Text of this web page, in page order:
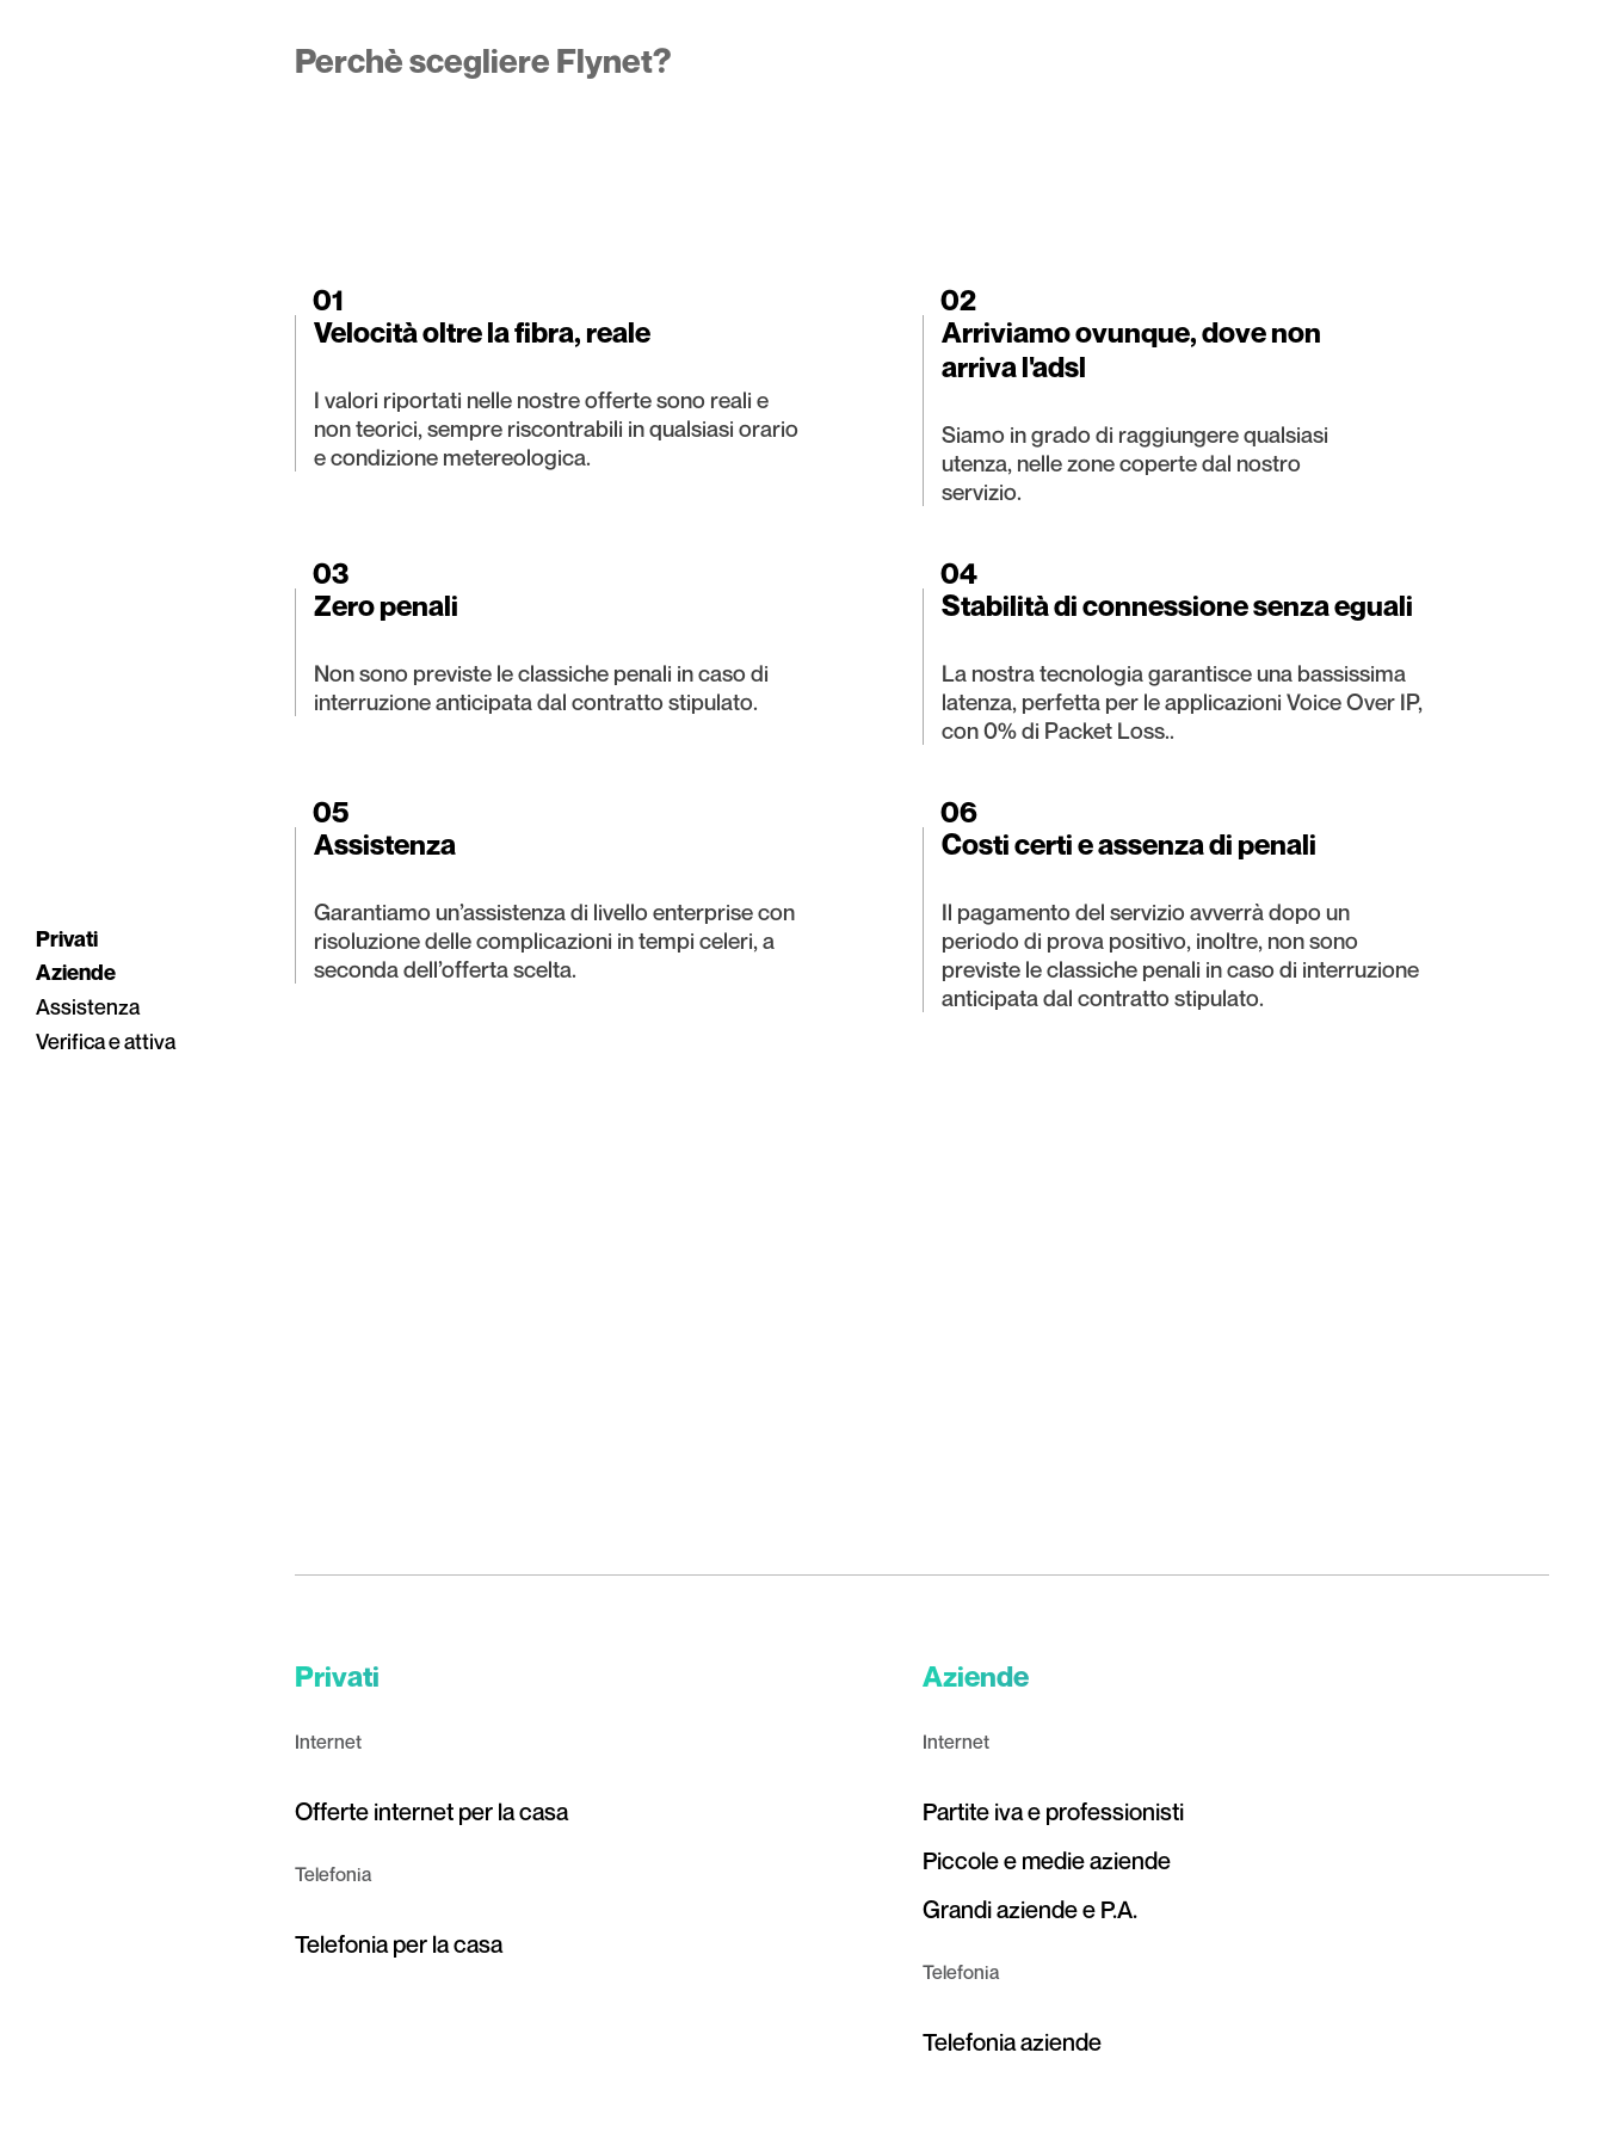
Privati
Aziende
Assistenza
Verifica e attiva
Perchè scegliere Flynet?
01
Velocità oltre la fibra, reale
I valori riportati nelle nostre offerte sono reali e
non teorici, sempre riscontrabili in qualsiasi orario
e condizione metereologica.
02
Arriviamo ovunque, dove non
arriva l'adsl
Siamo in grado di raggiungere qualsiasi
utenza, nelle zone coperte dal nostro
servizio.
03
Zero penali
Non sono previste le classiche penali in caso di
interruzione anticipata dal contratto stipulato.
04
Stabilità di connessione senza eguali
La nostra tecnologia garantisce una bassissima
latenza, perfetta per le applicazioni Voice Over IP,
con 0% di Packet Loss..
05
Assistenza
Garantiamo un’assistenza di livello enterprise con
risoluzione delle complicazioni in tempi celeri, a
seconda dell’offerta scelta.
06
Costi certi e assenza di penali
Il pagamento del servizio avverrà dopo un
periodo di prova positivo, inoltre, non sono
previste le classiche penali in caso di interruzione
anticipata dal contratto stipulato.
Privati
Internet
Offerte internet per la casa
Telefonia
Telefonia per la casa
Aziende
Internet
Partite iva e professionisti
Piccole e medie aziende
Grandi aziende e P.A.
Telefonia
Telefonia aziende